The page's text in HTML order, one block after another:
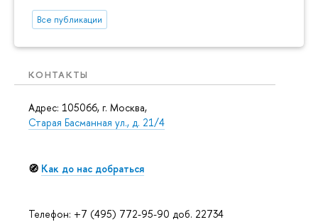
Все публикации
КОНТАКТЫ
Адрес: 105066, г. Москва,
Старая Басманная ул., д. 21/4
🧭 Как до нас добраться
Телефон: +7 (495) 772-95-90 доб. 22734